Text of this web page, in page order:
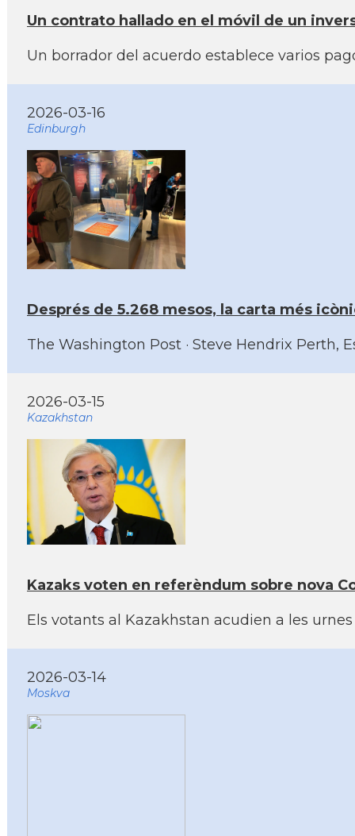
Un contrato hallado en el móvil de un
Un borrador del acuerdo establece varios
2026-03-16
Edinburgh
Després de 5.268 mesos, la carta més
The Washington Post · Steve Hendrix Perth,
2026-03-15
Kazakhstan
Kazaks voten en referèndum sobre nova
Els votants al Kazakhstan acudien a les
2026-03-14
Moskva